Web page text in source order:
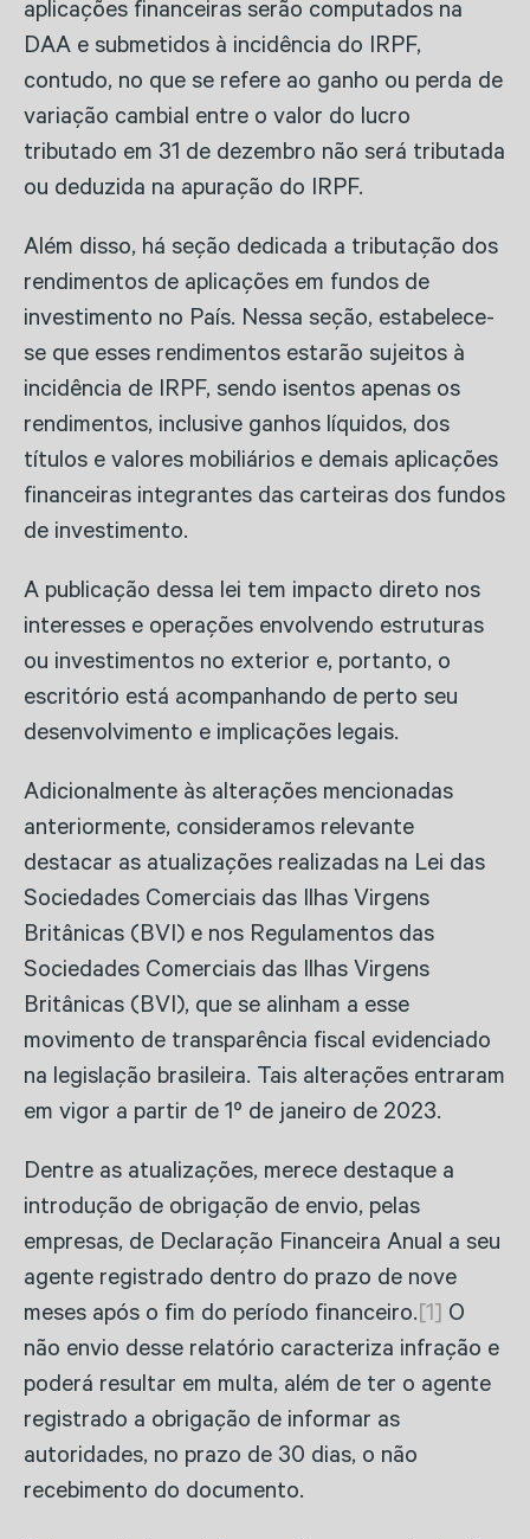
aplicações financeiras serão computados na
DAA e submetidos à incidência do IRPF,
contudo, no que se refere ao ganho ou perda de
variação cambial entre o valor do lucro
tributado em 31 de dezembro não será tributada
ou deduzida na apuração do IRPF.
Além disso, há seção dedicada a tributação dos
rendimentos de aplicações em fundos de
investimento no País. Nessa seção, estabelece-
se que esses rendimentos estarão sujeitos à
incidência de IRPF, sendo isentos apenas os
rendimentos, inclusive ganhos líquidos, dos
títulos e valores mobiliários e demais aplicações
financeiras integrantes das carteiras dos fundos
de investimento.
A publicação dessa lei tem impacto direto nos
interesses e operações envolvendo estruturas
ou investimentos no exterior e, portanto, o
escritório está acompanhando de perto seu
desenvolvimento e implicações legais.
Adicionalmente às alterações mencionadas
anteriormente, consideramos relevante
destacar as atualizações realizadas na Lei das
Sociedades Comerciais das Ilhas Virgens
Britânicas (BVI) e nos Regulamentos das
Sociedades Comerciais das Ilhas Virgens
Britânicas (BVI), que se alinham a esse
movimento de transparência fiscal evidenciado
na legislação brasileira. Tais alterações entraram
em vigor a partir de 1º de janeiro de 2023.
Dentre as atualizações, merece destaque a
introdução de obrigação de envio, pelas
empresas, de Declaração Financeira Anual a seu
agente registrado dentro do prazo de nove
meses após o fim do período financeiro.[1] O
não envio desse relatório caracteriza infração e
poderá resultar em multa, além de ter o agente
registrado a obrigação de informar as
autoridades, no prazo de 30 dias, o não
recebimento do documento.